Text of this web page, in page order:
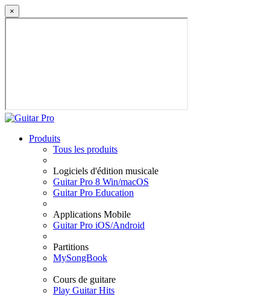
×
Produits
Tous les produits
Logiciels d'édition musicale
Guitar Pro 8 Win/macOS
Guitar Pro Education
Applications Mobile
Guitar Pro iOS/Android
Partitions
MySongBook
Cours de guitare
Play Guitar Hits